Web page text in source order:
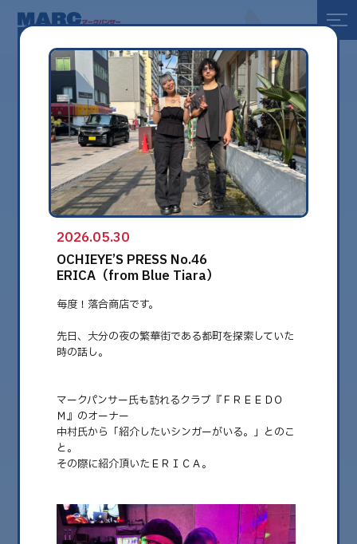
全て
健康
美容
環境
globe
2026.05.30
OCHIEYE’S PRESS No.46
ERICA（from Blue Tiara）
毎度！落合商店です。
先日、大分の夜の繁華街である都町を探索していた
時の話し。
マークパンサー氏も訪れるクラブ『ＦＲＥＥＤＯ
Ｍ』のオーナー
中村氏から「紹介したいシンガーがいる。」とのこ
と。
その際に紹介頂いたＥＲＩＣＡ。